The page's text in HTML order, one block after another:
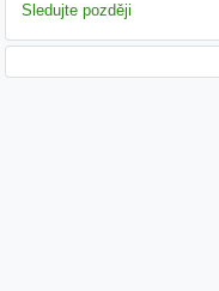
Sledujte později